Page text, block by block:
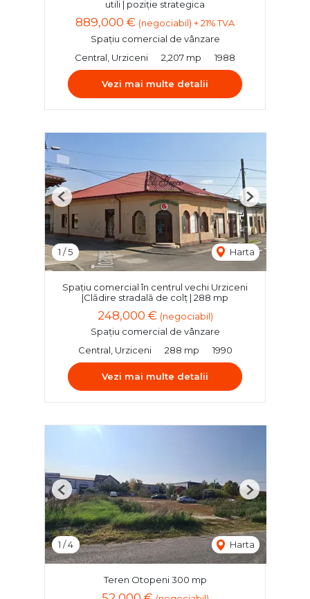
utili | poziție strategica
889,000 € (negociabil) + 21% TVA
Spațiu comercial de vânzare
Central, Urziceni
2,207 mp 1988
Vezi mai multe detalii
1 /5 Harta
Previous Next
Spațiu comercial în centrul vechi Urziceni
|Clădire stradală de colț | 288 mp
248,000 € (negociabil)
Spațiu comercial de vânzare
Central, Urziceni
288 mp 1990
Vezi mai multe detalii
1 /4 Harta
Previous Next
Teren Otopeni 300 mp